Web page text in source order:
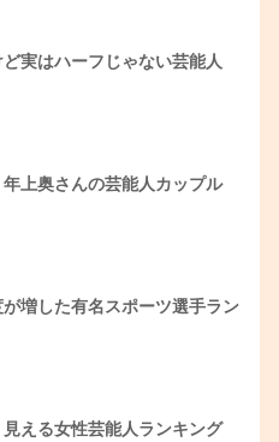
実はハーフじゃない芸能人
年上奥さんの芸能人カップル
増した有名スポーツ選手ラン
える女性芸能人ランキング